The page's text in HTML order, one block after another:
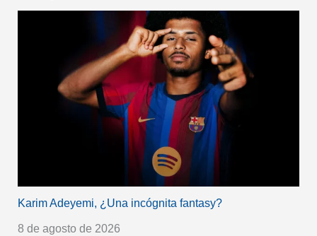
Karim Adeyemi, ¿Una incógnita fantasy?
8 de agosto de 2026